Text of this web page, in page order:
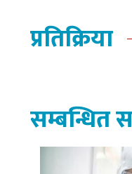
प्रतिक्रिया
सम्बन्धित